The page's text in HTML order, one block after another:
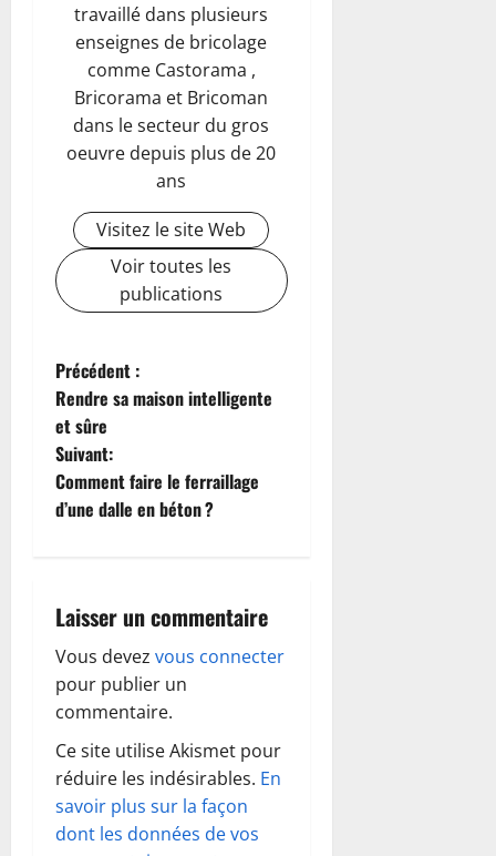
travaillé dans plusieurs
enseignes de bricolage
comme Castorama ,
Bricorama et Bricoman
dans le secteur du gros
oeuvre depuis plus de 20
ans
Visitez le site Web
Voir toutes les
publications
N
a
v
i
a
t
i
o
n
d
Précédent :
Rendre sa maison intelligente
et sûre
Suivant:
Comment faire le ferraillage
d’une dalle en béton ?
Laisser un commentaire
Vous devez vous connecter
pour publier un
commentaire.
Ce site utilise Akismet pour
réduire les indésirables. En
savoir plus sur la façon
dont les données de vos